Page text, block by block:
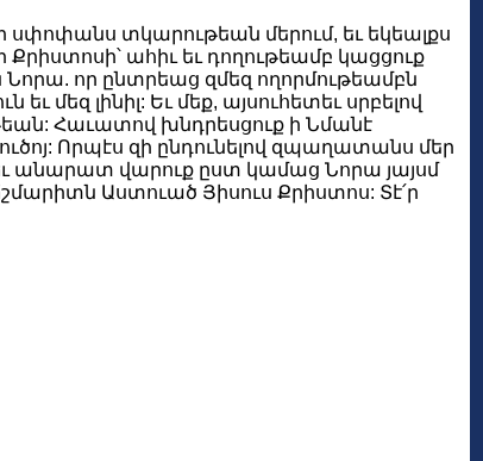
սփոփանս տկարութեան մերում, եւ եկեալքս
ահիւ եւ դողութեամբ կացցուք
որ ընտրեաց զմեզ ողորմութեամբն
մեզ լինիլ: Եւ մեք, այսուհետեւ սրբելով
Հաւատով խնդրեսցուք ի Նմանէ
Որպէս զի ընդունելով զպաղատանս մեր
անարատ վարուք ըստ կամաց Նորա յայսմ
Աստուած Յիսուս Քրիստոս: Տէ՛ր